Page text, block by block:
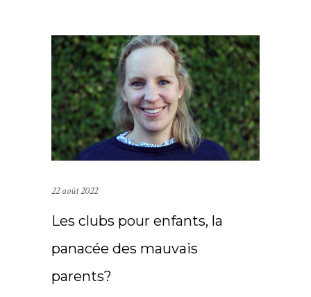
22 août 2022
Les clubs pour enfants, la
panacée des mauvais
parents?